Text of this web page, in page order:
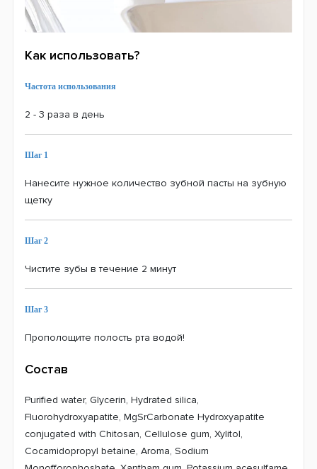
Как использовать?
Частота использования
2 - 3 раза в день
Шаг 1
Нанесите нужное количество зубной пасты на зубную
щетку
Шаг 2
Чистите зубы в течение 2 минут
Шаг 3
Прополощите полость рта водой!
Состав
Purified water, Glycerin, Hydrated silica,
Fluorohydroxyapatite, MgSrCarbonate Hydroxyapatite
conjugated with Chitosan, Cellulose gum, Xylitol,
Cocamidopropyl betaine, Aroma, Sodium